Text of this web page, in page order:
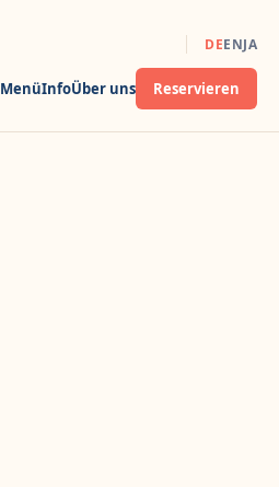
MenüInfoÜber uns Reservieren
DEENJA